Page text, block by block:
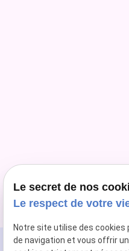
Le secret de nos
Le respect de votre
Notre site utilise des cookies
de navigation et vous offrir